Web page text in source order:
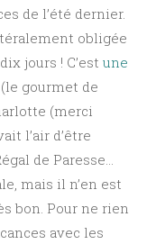
de l’été dernier.
obligée
jours ! C’est une
(le gourmet de
(merci
l’air d’être
de Paresse…
mais il n’en est
bon. Pour ne rien
avec les